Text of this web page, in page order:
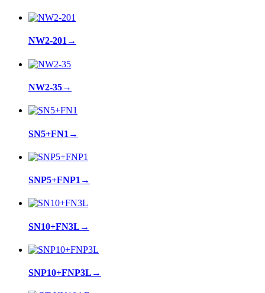
NW2-201→
NW2-35→
SN5+FN1 →
SNP5+FNP1 →
SN10+FN3L →
SNP10+FNP3L →